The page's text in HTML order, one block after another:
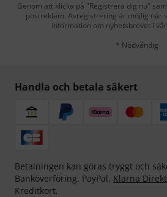
Genom att klicka på "Registrera dig nu"
postreklam. Avregistrering är möjlig när
information om nyhetsbrevet i vår
* Nödvändig
Handla och betala säkert
Betalningen kan göras tryggt och
Banköverföring, PayPal, Klarna
Kreditkort.